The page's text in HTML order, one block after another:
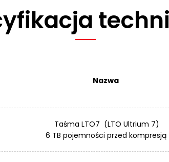
Nazwa
Taśma LTO7 (LTO Ultrium 7)
6 TB pojemności przed kompresją